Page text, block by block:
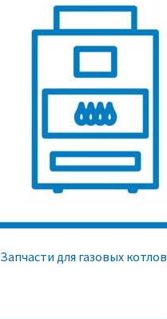
Запчасти для газовых котлов